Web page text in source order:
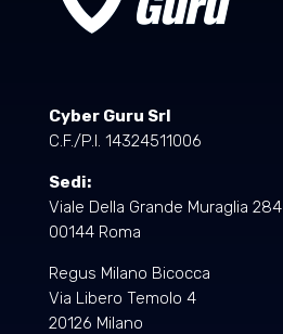
Cyber Guru Srl
C.F./P.I. 14324511006
Sedi:
Viale Della Grande Muraglia 284
00144 Roma
Regus Milano Bicocca
Via Libero Temolo 4
20126 Milano